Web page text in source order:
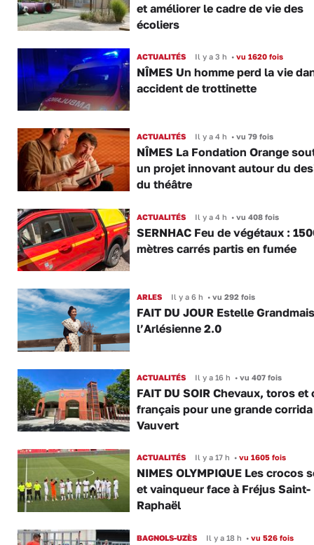
et améliorer le cadre de vie des
écoliers
ACTUALITÉS Il y a 3 h •vu 1620 fois
NÎMES Un homme perd la vie
accident de trottinette
ACTUALITÉS Il y a 4 h •vu 79 fois
NÎMES La Fondation Orange
un projet innovant autour du
du théâtre
ACTUALITÉS Il y a 4 h •vu 408 fois
SERNHAC Feu de végétaux :
mètres carrés partis en fumée
ARLES Il y a 6 h •vu 292 fois
FAIT DU JOUR Estelle
l’Arlésienne 2.0
ACTUALITÉS Il y a 16 h •vu 407 fois
FAIT DU SOIR Chevaux, toros et
français pour une grande corrida
Vauvert
ACTUALITÉS Il y a 17 h •vu 1605 fois
NIMES OLYMPIQUE Les crocos
et vainqueur face à Fréjus Saint-
Raphaël
BAGNOLS-UZÈS Il y a 18 h •vu 526 fois